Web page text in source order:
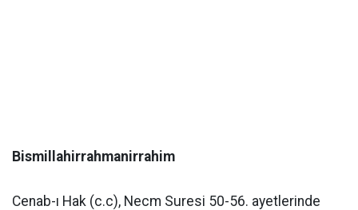
Bismillahirrahmanirrahim
Cenab-ı Hak (c.c), Necm Suresi 50-56. ayetlerinde